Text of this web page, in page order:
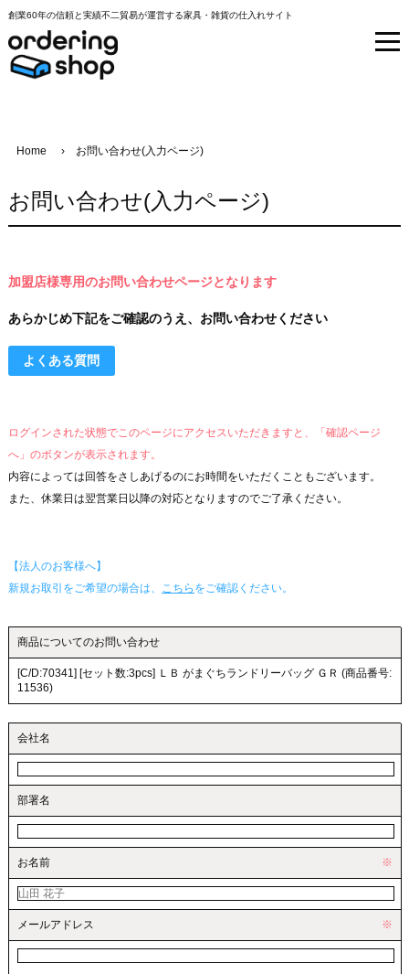
創業60年の信頼と実績不二貿易が運営する家具・雑貨の仕入れサイト
Home お問い合わせ(入力ページ)
お問い合わせ(入力ページ)
加盟店様専用のお問い合わせページとなります
あらかじめ下記をご確認のうえ、お問い合わせください
よくある質問
ログインされた状態でこのページにアクセスいただきますと、「確認ページ
へ」のボタンが表示されます。
内容によっては回答をさしあげるのにお時間をいただくこともございます。
また、休業日は翌営業日以降の対応となりますのでご了承ください。
【法人のお客様へ】
新規お取引をご希望の場合は、
こちら をご確認ください。
商品についてのお問い合わせ
[C/D:70341] [セット数:3pcs] ＬＢ がまぐちランドリーバッグ ＧＲ (商品番号:
11536)
会社名
部署名
お名前 ※
メールアドレス ※